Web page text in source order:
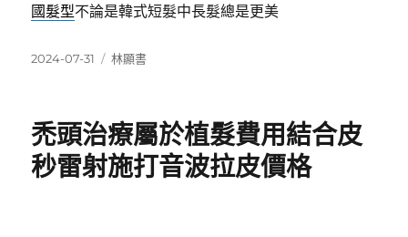
國髮型不論是韓式短髮中長髮總是更美
發
2024-07-31
分
林顯書
禿頭治療屬於植髮費用結合皮
秒雷射施打音波拉皮價格